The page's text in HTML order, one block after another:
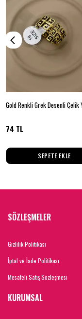
74 TL
SEPETE EKLE
SÖZLEŞMELER
Gizlilik Politikası
İptal ve İade Politikası
Mesafeli Satış Sözleşmesi
KURUMSAL